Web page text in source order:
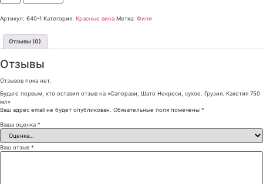
Артикул: 640-1 Категория: Красные вина Метка: Фили
Отзывы (0)
Отзывы
Отзывов пока нет.
Будьте первым, кто оставил отзыв на «Саперави, Шато Некреси, сухое. Грузия. Кахетия 750
мл»
Ваш адрес email не будет опубликован. Обязательные поля помечены *
Ваша оценка *
Ваш отзыв *